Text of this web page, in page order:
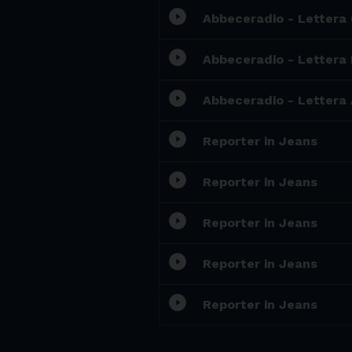
play_circle_filled Abbeceradio - Lettera
play_circle_filled Abbeceradio - Lettera
play_circle_filled Abbeceradio - Lettera
play_circle_filled Reporter in Jeans
play_circle_filled Reporter in Jeans
play_circle_filled Reporter in Jeans
play_circle_filled Reporter in Jeans
play_circle_filled Reporter in Jeans